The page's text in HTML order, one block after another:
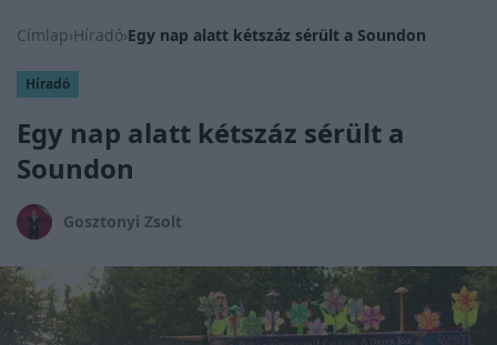
Címlap›Híradó›Egy nap alatt kétszáz sérült a Soundon
Híradó
Egy nap alatt kétszáz sérült a
Soundon
Gosztonyi Zsolt